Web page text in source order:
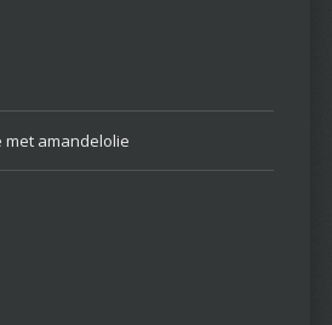
met amandelolie